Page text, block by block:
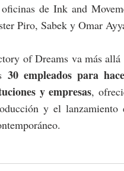
de Ink and
Piro, Sabek y Omar
of Dreams va más
30 empleados para
y empresas,
y el lanzamiento